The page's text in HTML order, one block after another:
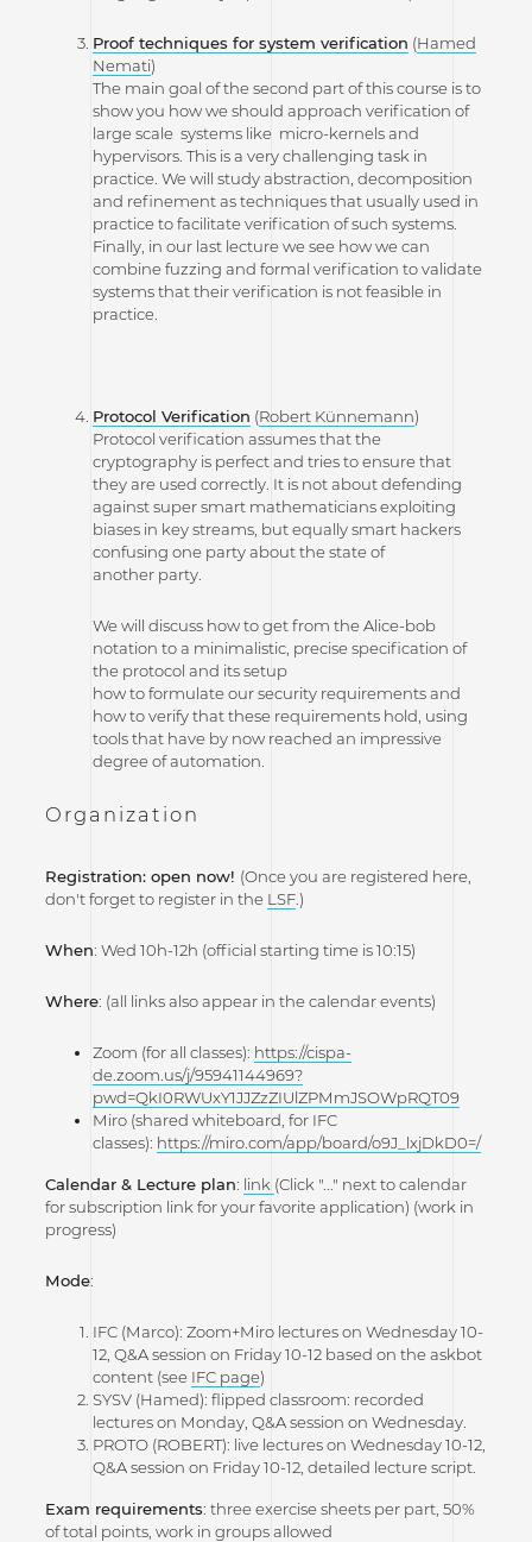
Proof techniques for system verification (Hamed
Nemati)
The main goal of the second part of this course is to
show you how we should approach verification of
large scale systems like micro-kernels and
hypervisors. This is a very challenging task in
practice. We will study abstraction, decomposition
and refinement as techniques that usually used in
practice to facilitate verification of such systems.
Finally, in our last lecture we see how we can
combine fuzzing and formal verification to validate
systems that their verification is not feasible in
practice.
Protocol Verification (Robert Künnemann)
Protocol verification assumes that the
cryptography is perfect and tries to ensure that
they are used correctly. It is not about defending
against super smart mathematicians exploiting
biases in key streams, but equally smart hackers
confusing one party about the state of
another party.
We will discuss how to get from the Alice-bob
notation to a minimalistic, precise specification of
the protocol and its setup
how to formulate our security requirements and
how to verify that these requirements hold, using
tools that have by now reached an impressive
degree of automation.
Organization
Registration: open now! (Once you are registered here,
don't forget to register in the LSF.)
When: Wed 10h-12h (official starting time is 10:15)
Where: (all links also appear in the calendar events)
Zoom (for all classes): https://cispa-
de.zoom.us/j/95941144969?
pwd=QkI0RWUxY1JJZzZIUlZPMmJSOWpRQT09
Miro (shared whiteboard, for IFC
classes): https://miro.com/app/board/o9J_lxjDkD0=/
Calendar & Lecture plan: link (Click "..." next to calendar
for subscription link for your favorite application) (work in
progress)
Mode:
IFC (Marco): Zoom+Miro lectures on Wednesday 10-
12, Q&A session on Friday 10-12 based on the askbot
content (see IFC page)
SYSV (Hamed): flipped classroom: recorded
lectures on Monday, Q&A session on Wednesday.
PROTO (ROBERT): live lectures on Wednesday 10-12,
Q&A session on Friday 10-12, detailed lecture script.
Exam requirements: three exercise sheets per part, 50%
of total points, work in groups allowed